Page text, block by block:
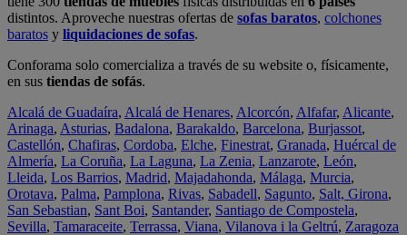
distintos. Aproveche nuestras ofertas de sofas baratos, colchones
baratos y liquidaciones de sofas.
Conforama solo comercializa a través de su website o, físicamente,
en sus tiendas de sofás.
Alcalá de Guadaíra, Alcalá de Henares, Alcorcón, Alfafar, Alicante,
Arinaga, Asturias, Badalona, Barakaldo, Barcelona, Burjassot,
Castellón, Chafiras, Cordoba, Elche, Finestrat, Granada, Huércal de
Almería, La Coruña, La Laguna, La Zenia, Lanzarote, León,
Lleida, Los Barrios, Madrid, Majadahonda, Málaga, Murcia,
Orotava, Palma, Pamplona, Rivas, Sabadell, Sagunto, Salt, Girona,
San Sebastian, Sant Boi, Santander, Santiago de Compostela,
Sevilla, Tamaraceite, Terrassa, Viana, Vilanova i la Geltrú, Zaragoza